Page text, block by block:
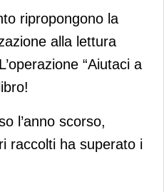
la
libri alle scuole
ripropongono la
alla lettura
“Aiutaci a
l’anno scorso,
raccolti ha superato i